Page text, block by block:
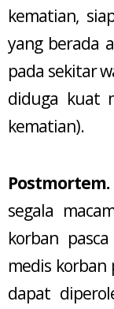
kematian,
yang berada
pada sekitar
diduga kuat
kematian).
Postmortem.
segala
korban
medis korban
dapat